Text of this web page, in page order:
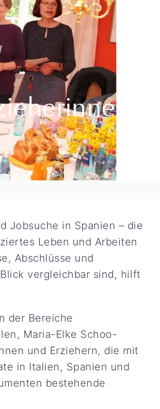
Jobsuche in Spanien – die
Leben und Arbeiten
Abschlüsse und
vergleichbar sind, hilft
der Bereiche
Maria-Elke Schoo-
und Erziehern, die mit
in Italien, Spanien und
bestehende